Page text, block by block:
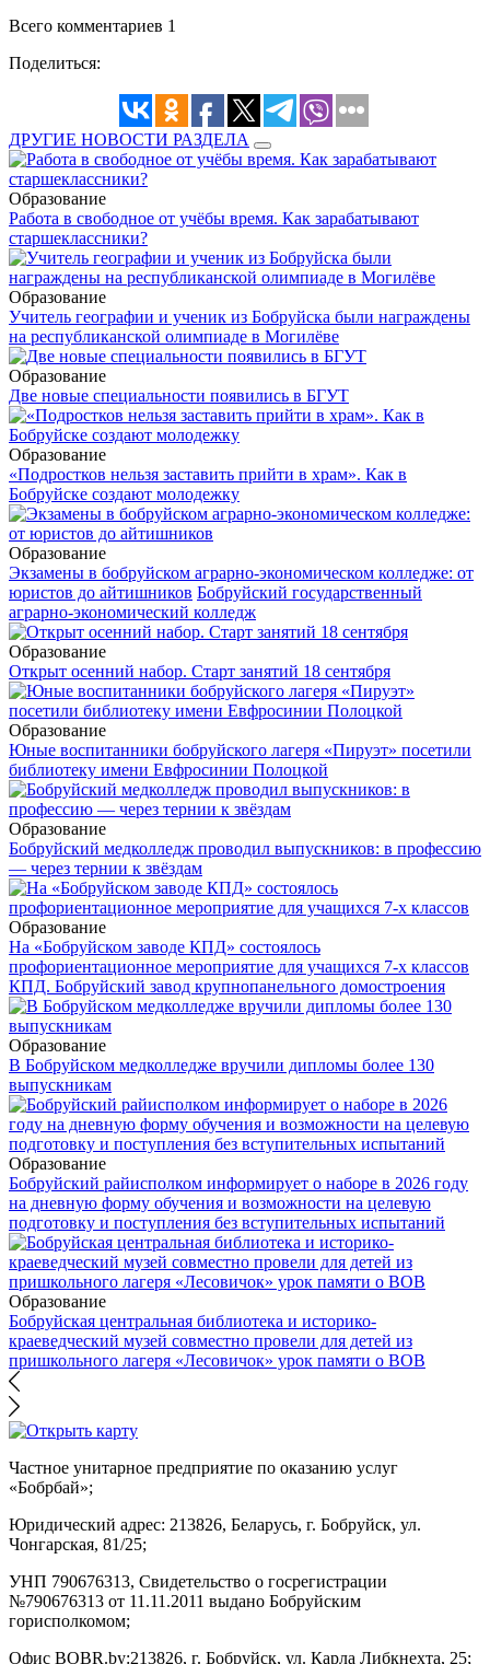
Всего комментариев 1
Поделиться:
ДРУГИЕ НОВОСТИ РАЗДЕЛА
Образование
Работа в свободное от учёбы время. Как зарабатывают
старшеклассники?
Образование
Учитель географии и ученик из Бобруйска были награждены
на республиканской олимпиаде в Могилёве
Образование
Две новые специальности появились в БГУТ
Образование
«Подростков нельзя заставить прийти в храм». Как в
Бобруйске создают молодежку
Образование
Экзамены в бобруйском аграрно-экономическом колледже: от
юристов до айтишников Бобруйский государственный
аграрно-экономический колледж
Образование
Открыт осенний набор. Старт занятий 18 сентября
Образование
Юные воспитанники бобруйского лагеря «Пируэт» посетили
библиотеку имени Евфросинии Полоцкой
Образование
Бобруйский медколледж проводил выпускников: в профессию
— через тернии к звёздам
Образование
На «Бобруйском заводе КПД» состоялось
профориентационное мероприятие для учащихся 7-х классов
КПД. Бобруйский завод крупнопанельного домостроения
Образование
В Бобруйском медколледже вручили дипломы более 130
выпускникам
Образование
Бобруйский райисполком информирует о наборе в 2026 году
на дневную форму обучения и возможности на целевую
подготовку и поступления без вступительных испытаний
Образование
Бобруйская центральная библиотека и историко-
краеведческий музей совместно провели для детей из
пришкольного лагеря «Лесовичок» урок памяти о ВОВ
Частное унитарное предприятие по оказанию услуг
«Бобрбай»;
Юридический адрес: 213826, Беларусь, г. Бобруйск, ул.
Чонгарская, 81/25;
УНП 790676313, Свидетельство о госрегистрации
№790676313 от 11.11.2011 выдано Бобруйским
горисполкомом;
Офис BOBR.by:213826, г. Бобруйск, ул. Карла Либкнехта, 25;